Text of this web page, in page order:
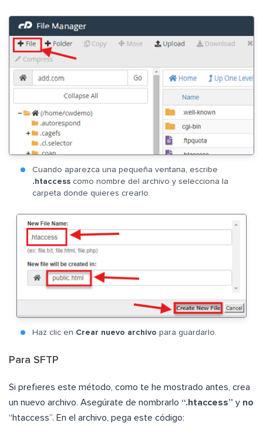
Cuando aparezca una pequeña ventana, escribe
.htaccess como nombre del archivo y selecciona la
carpeta donde quieres crearlo.
Haz clic en Crear nuevo archivo para guardarlo.
Para SFTP
Si prefieres este método, como te he mostrado antes, crea
un nuevo archivo. Asegúrate de nombrarlo “.htaccess” y no
“htaccess”. En el archivo, pega este código: